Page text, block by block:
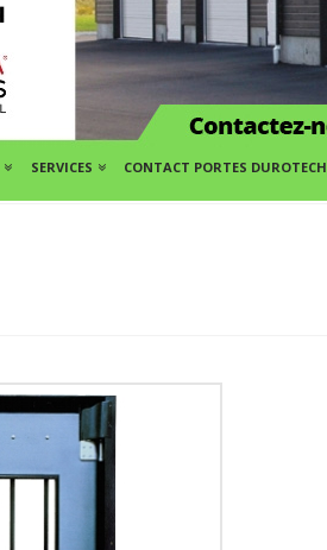
SERVICES CONTACT PORTES DUROTECH